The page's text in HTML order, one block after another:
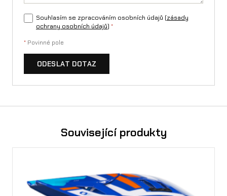
Souhlasím se zpracováním osobních údajů (zásady
ochrany osobních údajů) *
* Povinné pole
ODESLAT DOTAZ
Související produkty